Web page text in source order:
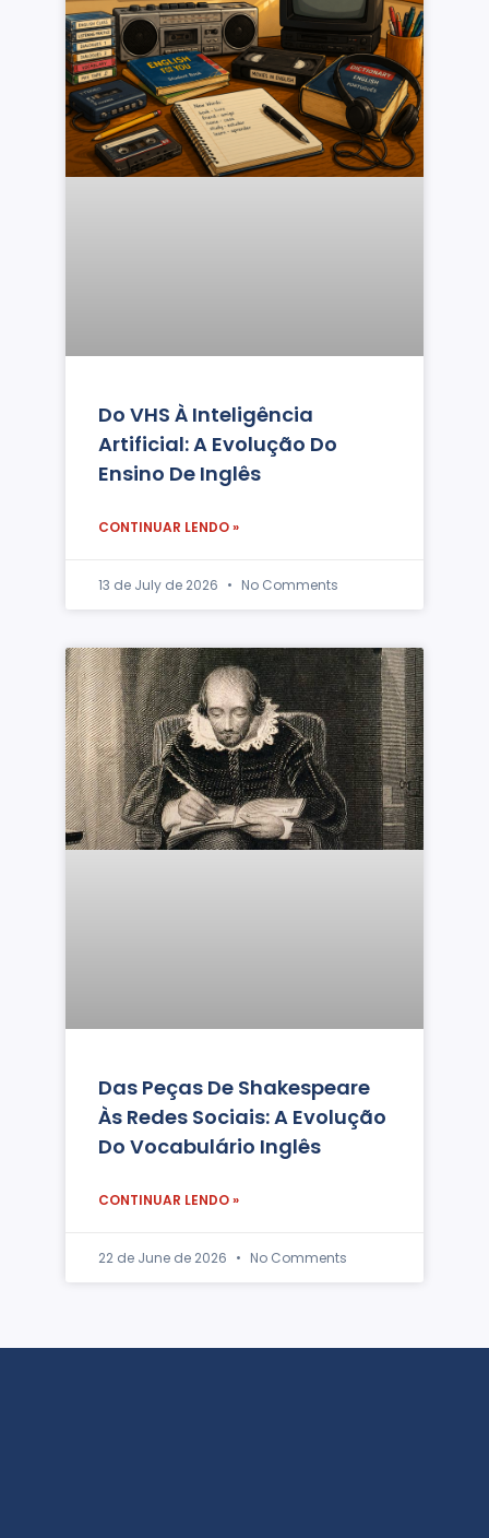
Do VHS À Inteligência
Artificial: A Evolução Do
Ensino De Inglês
CONTINUAR LENDO »
13 de July de 2026 No Comments
Das Peças De Shakespeare
Às Redes Sociais: A Evolução
Do Vocabulário Inglês
CONTINUAR LENDO »
22 de June de 2026 No Comments